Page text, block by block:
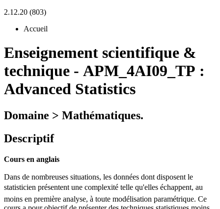
2.12.20 (803)
Accueil
Enseignement scientifique &
technique - APM_4AI09_TP :
Advanced Statistics
Domaine > Mathématiques.
Descriptif
Cours en anglais
Dans de nombreuses situations, les données dont disposent le
statisticien présentent une complexité telle qu'elles échappent, au
moins en première analyse, à toute modélisation paramétrique. Ce